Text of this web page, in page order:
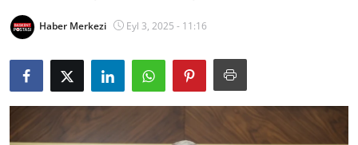
Kamu Kurumları ve Üst Kurullar
Resmi Reklamlar
Haber Merkezi Eyl 3, 2025 - 11:16